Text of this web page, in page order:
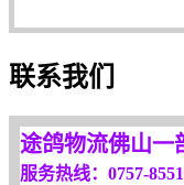
联系我们
途鸽物流佛山一
服务热线：0757-